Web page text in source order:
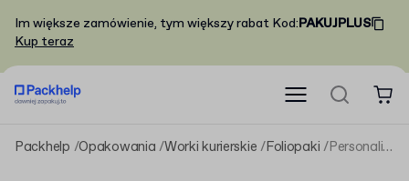
Im większe zamówienie, tym większy rabat Kod:PAKUJPLUS
Kup teraz
Packhelp Opakowania Worki kurierskie Foliopaki Personalizowany Foliopak z recyklingu